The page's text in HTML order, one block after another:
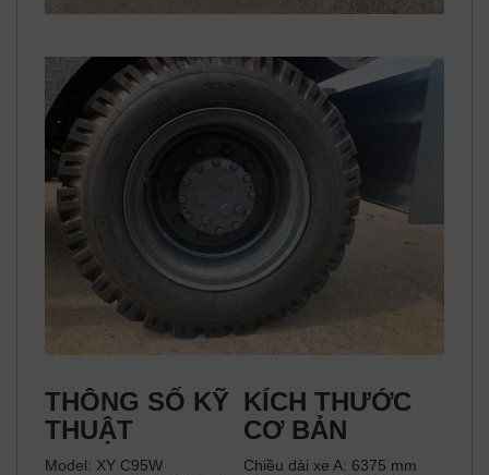
THÔNG SỐ KỸ
THUẬT
KÍCH THƯỚC
CƠ BẢN
Model: XY C95W
Chiều dài xe A: 6375 mm